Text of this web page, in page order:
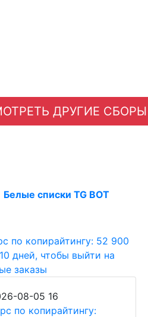
ДРУГИЕ СБОРЫ
Белые списки TG BOT
08-05 16
по копирайтингу: